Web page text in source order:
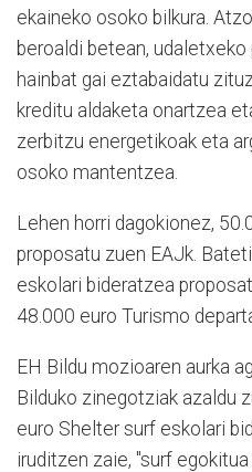
ekaineko osoko bilkura.
beroaldi betean,
hainbat gai eztabaidatu
kreditu aldaketa onartzea
zerbitzu energetikoak eta
osoko mantentzea.
Lehen horri dagokionez,
proposatu zuen EAJk.
eskolari bideratzea
48.000 euro Turismo
EH Bildu mozioaren aurka
Bilduko zinegotziak azaldu
euro Shelter surf eskolari
iruditzen zaie, "surf